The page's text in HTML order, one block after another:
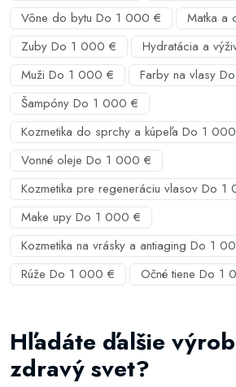
Vône do bytu Do 1 000 €
Matka a
Zuby Do 1 000 €
Hydratácia a
Muži Do 1 000 €
Farby na vlasy
Šampóny Do 1 000 €
Kozmetika do sprchy a kúpeľa Do 1
Vonné oleje Do 1 000 €
Kozmetika pre regeneráciu vlasov Do
Make upy Do 1 000 €
Kozmetika na vrásky a antiaging Do 1
Rúže Do 1 000 €
Očné tiene Do 1
Hľadáte ďalšie
zdravý svet?